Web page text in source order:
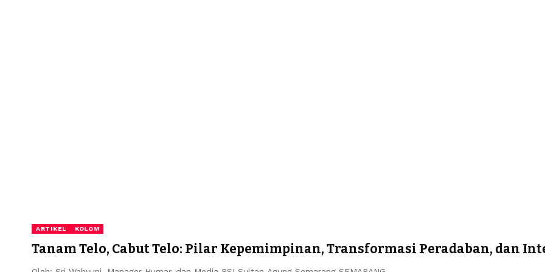
ARTIKEL KOLOM
Tanam Telo, Cabut Telo: Pilar Kepemimpinan, Transformasi Peradaban, dan